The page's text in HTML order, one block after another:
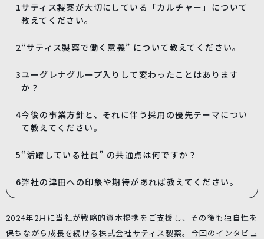
1サティス製薬が大切にしている「カルチャー」について
教えてください。
2“サティス製薬で働く意義” について教えてください。
3ユーグレナグループ入りして変わったことはあります
か？
4今後の事業方針と、それに伴う採用の優先テーマについ
て教えてください。
5“活躍している社員” の共通点は何ですか？
6弊社の津田への印象や期待があれば教えてください。
2024年2月に当社が戦略的資本提携をご支援し、その後も独自性を
保ちながら成長を続ける株式会社サティス製薬。今回のインタビュ